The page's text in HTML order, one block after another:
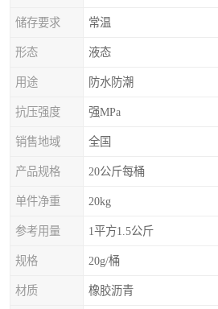
储存要求 常温
形态 液态
用途 防水防潮
抗压强度 强MPa
销售地域 全国
产品规格 20公斤每桶
单件净重 20kg
参考用量 1平方1.5公斤
规格 20g/桶
材质 橡胶沥青